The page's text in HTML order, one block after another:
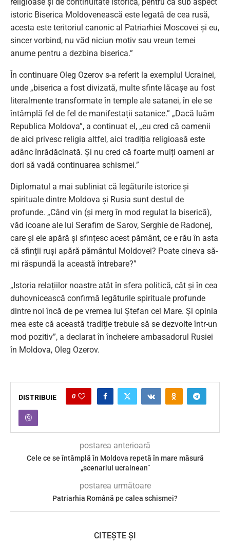
istoric Biserica Moldovenească este legată de cea rusă,
acesta este teritoriul canonic al Patriarhiei Moscovei și eu,
sincer vorbind, nu văd niciun motiv sau vreun temei
anume pentru a dezbina biserica.”
În continuare Oleg Ozerov s-a referit la exemplul Ucrainei,
unde „biserica a fost divizată, multe sfinte lăcașe au fost
literalmente transformate în temple ale satanei, în ele se
întâmplă fel de fel de manifestații satanice.” „Dacă luăm
Republica Moldova”, a continuat el, „eu cred că oamenii
de aici privesc religia altfel, aici tradiția religioasă este
adânc înrădăcinată. Și nu cred că foarte mulți oameni ar
dori să vadă continuarea schismei.”
Diplomatul a mai subliniat că legăturile istorice și
spirituale dintre Moldova și Rusia sunt destul de
profunde. „Când vin (și merg în mod regulat la biserică),
văd icoane ale lui Serafim de Sarov, Serghie de Radonej,
care și ele apără și sfințesc acest pământ, ce e rău în asta
că sfinții ruși apără pământul Moldovei? Poate cineva să-
mi răspundă la această întrebare?”
„Istoria relațiilor noastre atât în ​​sfera politică, cât și în cea
duhovnicească confirmă legăturile spirituale profunde
dintre noi încă de pe vremea lui Ștefan cel Mare. Și opinia
mea este că această tradiție trebuie să se dezvolte într-un
mod pozitiv”, a declarat în încheiere ambasadorul Rusiei
în Moldova, Oleg Ozerov.
DISTRIBUIE 0
postarea anterioară
Cele ce se întâmplă în Moldova repetă în mare măsură
„scenariul ucrainean”
postarea următoare
Patriarhia Română pe calea schismei?
CITEȘTE ȘI